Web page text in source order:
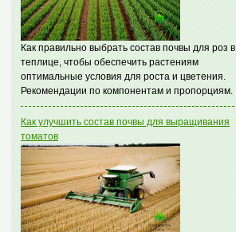
Как правильно выбрать состав почвы для роз в
теплице, чтобы обеспечить растениям
оптимальные условия для роста и цветения.
Рекомендации по компонентам и пропорциям.
Как улучшить состав почвы для выращивания
томатов